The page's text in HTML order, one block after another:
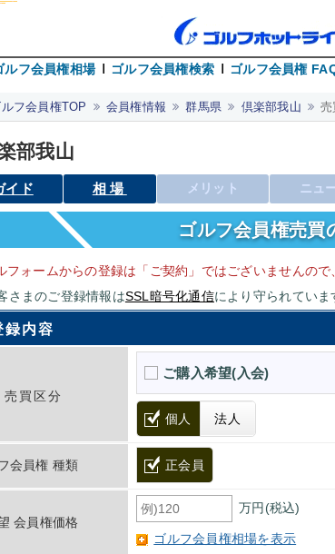
ルフ会員権相場 ゴルフ会員権検索 ゴルフ会員権
フ会員権TOP 会員権情報 群馬県 倶楽部我山 売
部我山
イド 相場 メリット ニュ
ゴルフ会員権売買
フォームからの登録は「ご契約」ではございませんので
さまのご登録情報はSSL暗号化通信により守られていま
録内容
売買区分
ご購入希望(入会)
個人 法人
会員権 種類 正会員
会員権価格
万円(税込)
ゴルフ会員権相場を表示